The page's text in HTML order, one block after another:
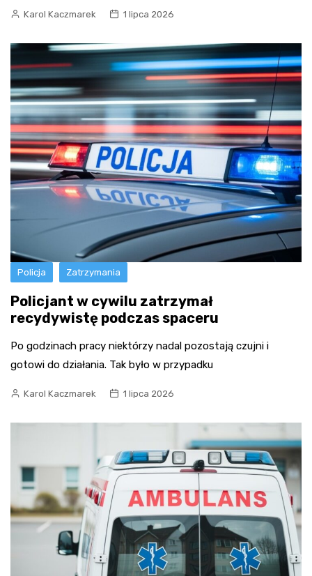
Karol Kaczmarek 1 lipca 2026
Policja Zatrzymania
Policjant w cywilu zatrzymał
recydywistę podczas spaceru
Po godzinach pracy niektórzy nadal pozostają czujni i
gotowi do działania. Tak było w przypadku
Karol Kaczmarek 1 lipca 2026